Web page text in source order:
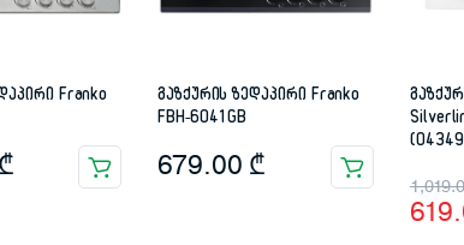
Franko
₾
გაზქურის ზედაპირი Franko
FBH-6041GB
679.00 ₾